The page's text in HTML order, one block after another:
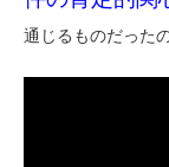
通じるものだった